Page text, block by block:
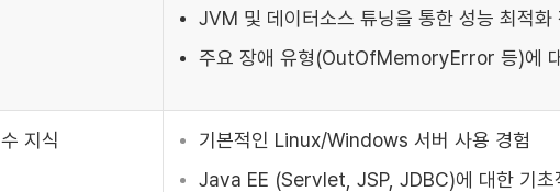
JVM 및 데이터소스 튜닝을 통한 성능 최적화
주요 장애 유형(OutOfMemoryError 등)에
지식
기본적인 Linux/Windows 서버 사용 경험
Java EE (Servlet, JSP, JDBC)에 대한 기초